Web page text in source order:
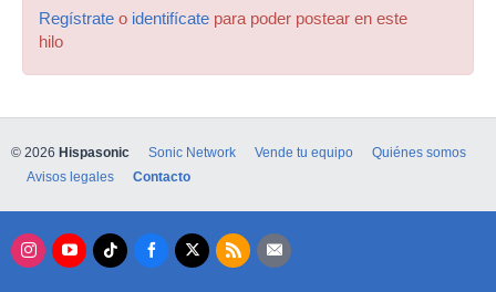
Regístrate o identifícate para poder postear en este
hilo
© 2026 Hispasonic Sonic Network Vende tu equipo
Quiénes somos
Avisos legales
Contacto